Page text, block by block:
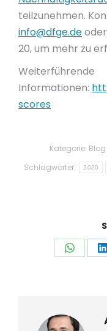
teilzunehmen.
info@dfge.de
20, um mehr zu
Weiterführende
Informationen:
scores
Kategorie: Blog
Schlagwörter:
2020
Auf